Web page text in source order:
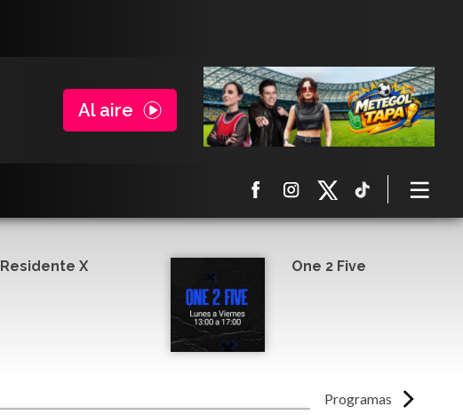
Al aire
Programas
Residente X One 2 Five